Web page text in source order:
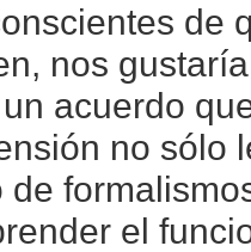
de
nos
acuerdo
no sólo
de
el